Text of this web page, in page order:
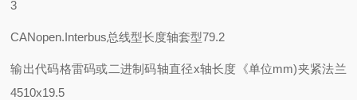
3
CANopen.Interbus总线型长度轴套型79.2
输出代码格雷码或二进制码轴直径x轴长度《单位mm)夹紧法兰
4510x19.5